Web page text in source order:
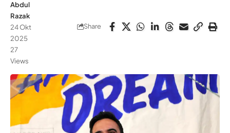
Abdul
Razak
24 Okt
2025
27
Views
Share